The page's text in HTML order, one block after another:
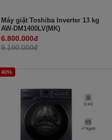
Máy giặt Toshiba Inverter 13 kg
AW-DM1400LV(MK)
6.800.000đ
9.190.000đ
40%